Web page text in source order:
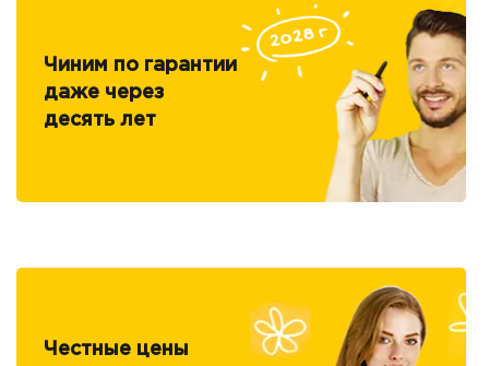
Чиним по гарантии
даже через
десять лет
Честные цены